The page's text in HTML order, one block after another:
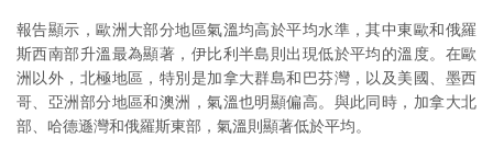
報告顯示，歐洲大部分地區氣溫均高於平均水準，其中東歐和俄羅
斯西南部升溫最為顯著，伊比利半島則出現低於平均的溫度。在歐
洲以外，北極地區，特別是加拿大群島和巴芬灣，以及美國、墨西
哥、亞洲部分地區和澳洲，氣溫也明顯偏高。與此同時，加拿大北
部、哈德遜灣和俄羅斯東部，氣溫則顯著低於平均。